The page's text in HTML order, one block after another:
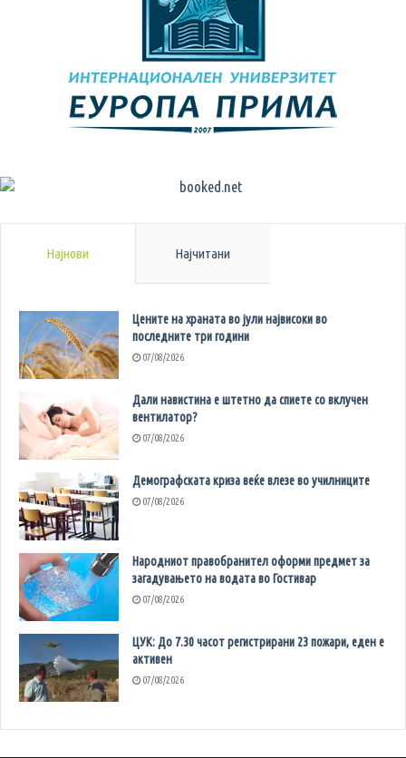
Најнови Најчитани
Цените на храната во јули највисоки во
последните три години
07/08/2026
Дали навистина е штетно да спиете со вклучен
вентилатор?
07/08/2026
Демографската криза веќе влезе во училниците
07/08/2026
Народниот правобранител оформи предмет за
загадувањето на водата во Гостивар
07/08/2026
ЦУК: До 7.30 часот регистрирани 23 пожари, еден е
активен
07/08/2026